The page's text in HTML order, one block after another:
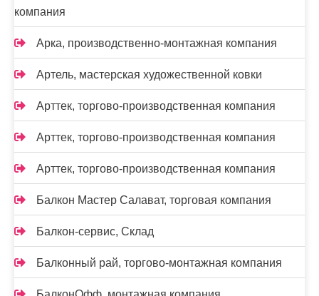
компания
Арка, производственно-монтажная компания
Артель, мастерская художественной ковки
Арттек, торгово-производственная компания
Арттек, торгово-производственная компания
Арттек, торгово-производственная компания
Балкон Мастер Салават, торговая компания
Балкон-сервис, Склад
Балконный рай, торгово-монтажная компания